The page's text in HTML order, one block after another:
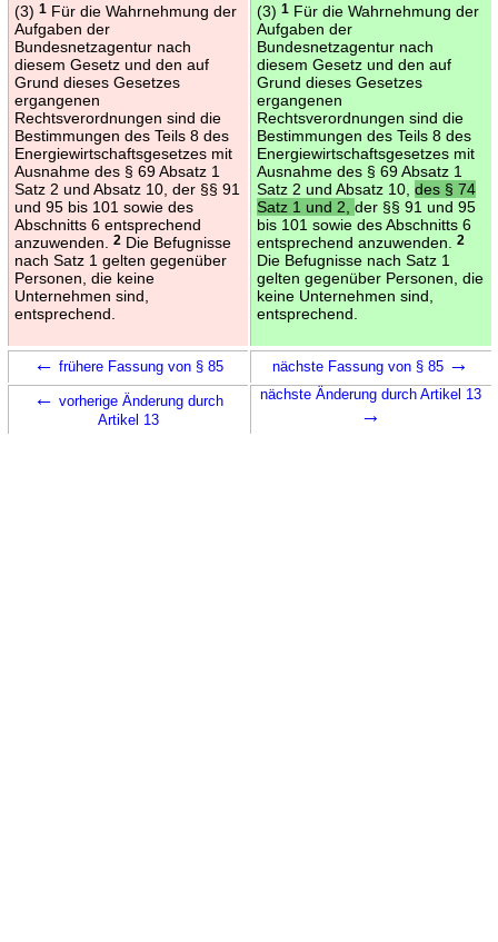
(3) 1Für die Wahrnehmung der
Aufgaben der
Bundesnetzagentur nach
diesem Gesetz und den auf
Grund dieses Gesetzes
ergangenen
Rechtsverordnungen sind die
Bestimmungen des Teils 8 des
Energiewirtschaftsgesetzes mit
Ausnahme des § 69 Absatz 1
Satz 2 und Absatz 10, der §§ 91
und 95 bis 101 sowie des
Abschnitts 6 entsprechend
anzuwenden.
2Die Befugnisse
nach Satz 1 gelten gegenüber
Personen, die keine
Unternehmen sind,
entsprechend.
(3) 1Für die Wahrnehmung der
Aufgaben der
Bundesnetzagentur nach
diesem Gesetz und den auf
Grund dieses Gesetzes
ergangenen
Rechtsverordnungen sind die
Bestimmungen des Teils 8 des
Energiewirtschaftsgesetzes mit
Ausnahme des § 69 Absatz 1
Satz 2 und Absatz 10, des § 74
Satz 1 und 2, der §§ 91 und 95
bis 101 sowie des Abschnitts 6
entsprechend anzuwenden.
2
Die Befugnisse nach Satz 1
gelten gegenüber Personen, die
keine Unternehmen sind,
entsprechend.
← frühere Fassung von § 85 nächste Fassung von § 85 →
← vorherige Änderung durch
Artikel 13
nächste Änderung durch Artikel 13
→